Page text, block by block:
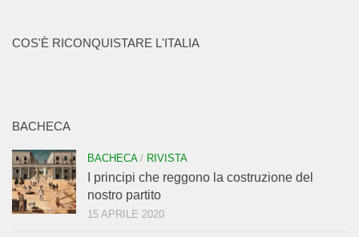
COS'È RICONQUISTARE L'ITALIA
BACHECA
BACHECA/ RIVISTA
I principi che reggono la costruzione del
nostro partito
15 APRILE 2020